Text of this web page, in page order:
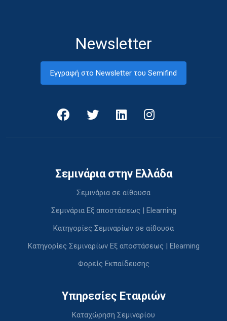
Newsletter
Εγγραφή στο Newsletter του Semifind
Σεμινάρια στην Ελλάδα
Σεμινάρια σε αίθουσα
Σεμινάρια Εξ αποστάσεως | Elearning
Κατηγορίες Σεμιναρίων σε αίθουσα
Κατηγορίες Σεμιναρίων Εξ αποστάσεως | Elearning
Φορείς Εκπαίδευσης
Υπηρεσίες Εταιριών
Καταχώρηση Σεμιναρίου